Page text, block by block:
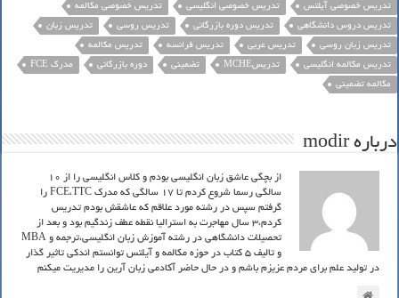
تدریس خصوصی آیلتس
تدریس خصوصی انگلیسی
تدریس خصوصی مکالمه
تدریس دروس دانشگاهی
تدریس دوره بازرگانی تدریس روسی
تدریس زبان
تدریس زبان روسی
تدریس عربی تدریس فرانسه
تدریس مکالمه
تدریس مکالمه انگلیسی
تدریسMCHE تضمینی دوره بازرگانی
مدرک FCE
مکالمه تضمینی
درباره modir
از بچگی عاشق زبان انگلیسی بودم و کلاس انگلیسی را از 10
سالگی رسما شروع کردم تا 17 سالگی که مدرک FCE،TTC را
گرفتم سپس در رشته مورد علاقم که عاشقش بودم تدریس
کردم،3 سال مهاجرت به استرالیا نقطه عطف زندگیم بود و بعد از
تحصیلات دانشگاهی در رشته آموزش زبان انگلیسی،ترجمه و MBA
و تالیف 5 کتاب در حوزه مکالمه و آیلتس توانستم اندکی تاثیر گذار
در تولید علم برای مردم عزیزم باشم و در حال حاضر آکادمی زبان آرین را مدیریت میکنم